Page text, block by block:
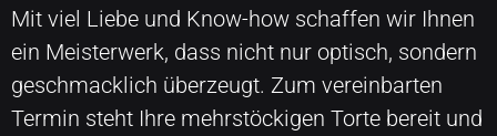
Mit viel Liebe und Know-how schaffen wir Ihnen
ein Meisterwerk, dass nicht nur optisch, sondern
geschmacklich überzeugt. Zum vereinbarten
Termin steht Ihre mehrstöckigen Torte bereit und